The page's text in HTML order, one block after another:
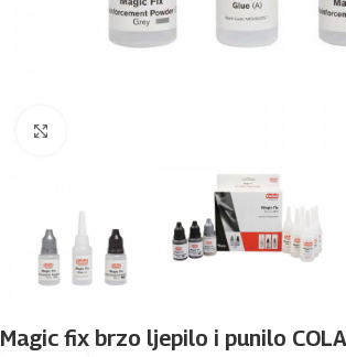
Magic fix brzo ljepilo i punilo